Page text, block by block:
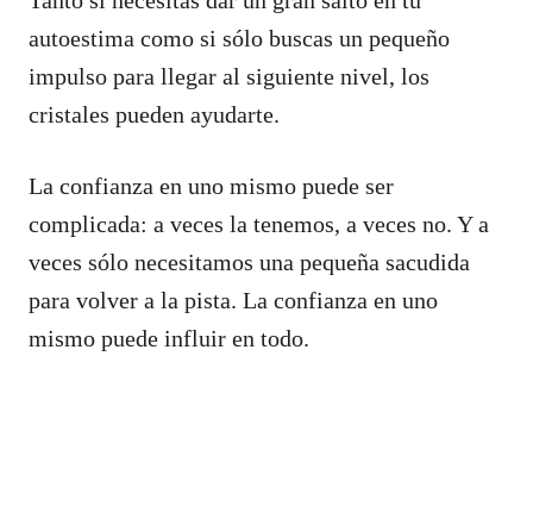
autoestima como si sólo buscas un pequeño
impulso para llegar al siguiente nivel, los
cristales pueden ayudarte.
La confianza en uno mismo puede ser
complicada: a veces la tenemos, a veces no. Y a
veces sólo necesitamos una pequeña sacudida
para volver a la pista. La confianza en uno
mismo puede influir en todo.